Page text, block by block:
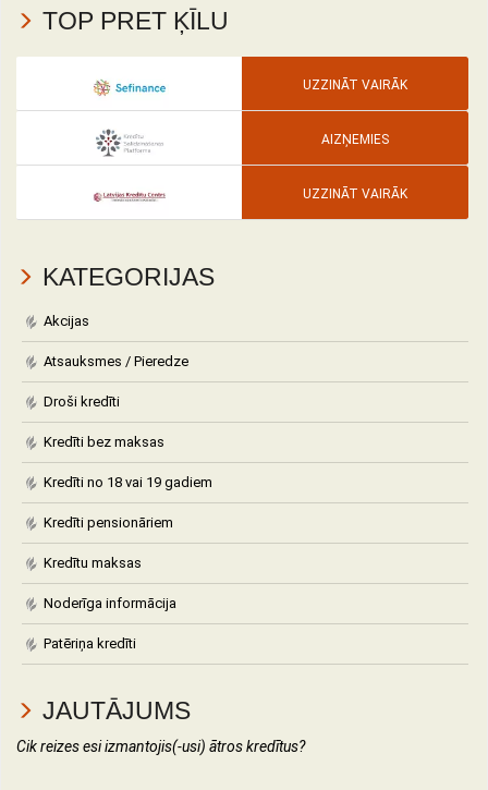
TOP PRET ĶĪLU
UZZINĀT VAIRĀK
AIZŅEMIES
UZZINĀT VAIRĀK
KATEGORIJAS
Akcijas
Atsauksmes / Pieredze
Droši kredīti
Kredīti bez maksas
Kredīti no 18 vai 19 gadiem
Kredīti pensionāriem
Kredītu maksas
Noderīga informācija
Patēriņa kredīti
JAUTĀJUMS
Cik reizes esi izmantojis(-usi) ātros kredītus?